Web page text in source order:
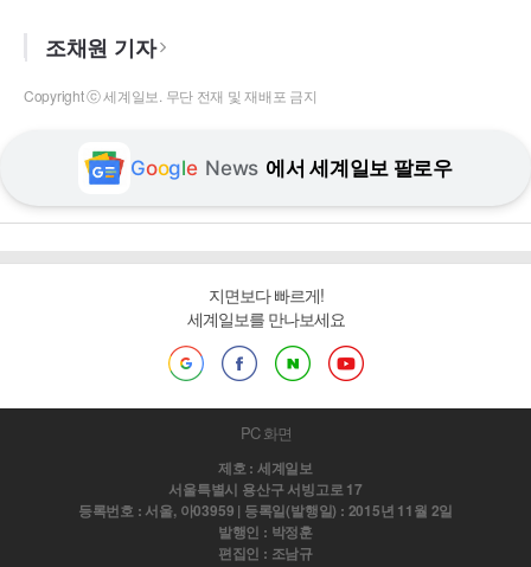
조채원 기자
Copyright ⓒ 세계일보. 무단 전재 및 재배포 금지
Google News 에서 세계일보 팔로우
지면보다 빠르게!
세계일보를 만나보세요
PC 화면
제호 : 세계일보
서울특별시 용산구 서빙고로 17
등록번호 : 서울, 아03959 | 등록일(발행일) : 2015년 11월 2일
발행인 : 박정훈
편집인 : 조남규